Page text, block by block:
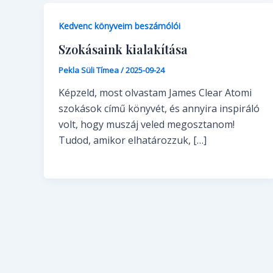
Kedvenc könyveim beszámólói
Szokásaink kialakítása
Pekla Süli Tímea/2025-09-24
Képzeld, most olvastam James Clear Atomi
szokások című könyvét, és annyira inspiráló
volt, hogy muszáj veled megosztanom!
Tudod, amikor elhatározzuk, […]